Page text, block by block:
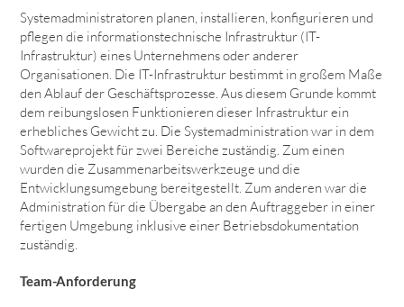
Systemadministratoren planen, installieren, konfigurieren und
pflegen die informationstechnische Infrastruktur (IT-
Infrastruktur) eines Unternehmens oder anderer
Organisationen. Die IT-Infrastruktur bestimmt in großem Maße
den Ablauf der Geschäftsprozesse. Aus diesem Grunde kommt
dem reibungslosen Funktionieren dieser Infrastruktur ein
erhebliches Gewicht zu. Die Systemadministration war in dem
Softwareprojekt für zwei Bereiche zuständig. Zum einen
wurden die Zusammenarbeitswerkzeuge und die
Entwicklungsumgebung bereitgestellt. Zum anderen war die
Administration für die Übergabe an den Auftraggeber in einer
fertigen Umgebung inklusive einer Betriebsdokumentation
zuständig.
Team-Anforderung